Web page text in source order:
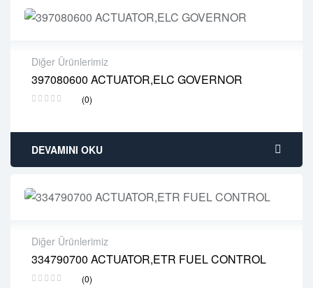
Diğer Ürünlerimiz
397080600 ACTUATOR,ELC GOVERNOR
(0)
2 years warranty
Delivery time: 1-2 business days
DEVAMINI OKU
Diğer Ürünlerimiz
334790700 ACTUATOR,ETR FUEL CONTROL
(0)
2 years warranty
Delivery time: 1-2 business days